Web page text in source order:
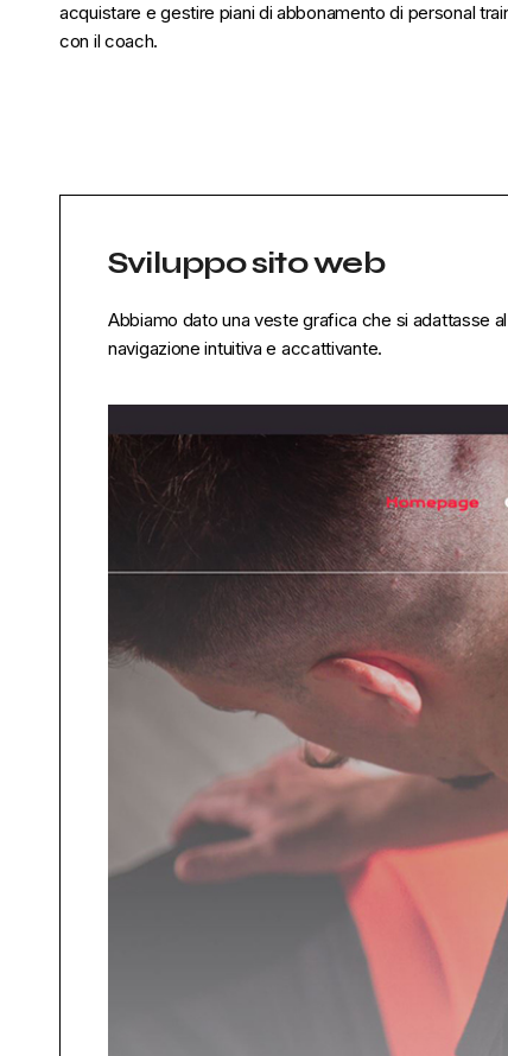
acquistare e gestire piani di abbonamento di personal
con il coach.
Sviluppo sito web
Abbiamo dato una veste grafica che si adattasse
navigazione intuitiva e accattivante.